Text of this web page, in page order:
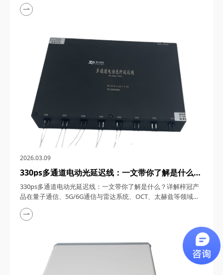
如一颗璀璨的明星，以其独特的光学特性和广泛的应用领域，吸
越的性能和稳定的表现，成为了市场上的热门之...
2026.03.09
330ps多通道电动光延迟线：一文带你了解是什么？
详解梓冠产品在量子通信、5G/6G通信与雷达系
统、OCT、太赫兹等领域的实际应用
330ps多通道电动光延迟线：一文带你了解是什么？详解梓冠产
品在量子通信、5G/6G通信与雷达系统、OCT、太赫兹等领域的
实际应用 330ps多通道电动光延迟线，在光通信与光电子技术的
飞速发展中，凭借其高精度、多通道、可调可控等特性，在量子
通信、5G/6G通信与雷达系统、光学相干层析成像（OCT）、光
学测量与传感以及太赫兹研究与超快激光等多个领域展现出非凡
的应用潜力。今天，四川梓冠光电...